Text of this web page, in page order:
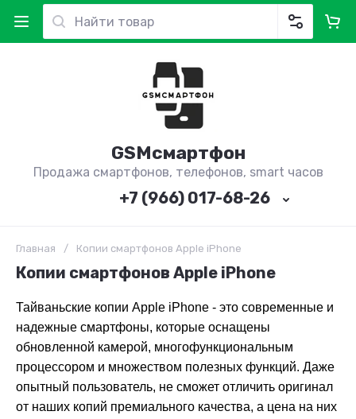
GSMсмартфон
Продажа смартфонов, телефонов, smart часов
+7 (966) 017-68-26
Главная / Копии смартфонов Apple iPhone
Копии смартфонов Apple iPhone
Тайваньские копии Apple iPhone - это современные и
надежные смартфоны, которые оснащены
обновленной камерой, многофункциональным
процессором и множеством полезных функций. Даже
опытный пользователь, не сможет отличить оригинал
от наших копий премиального качества, а цена на них